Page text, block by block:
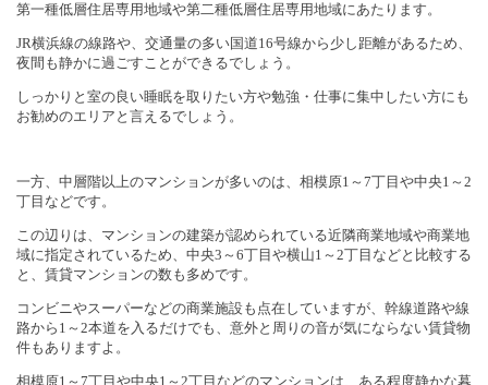
第一種低層住居専用地域や第二種低層住居専用地域にあたります。
JR横浜線の線路や、交通量の多い国道16号線から少し距離があるため、
夜間も静かに過ごすことができるでしょう。
しっかりと室の良い睡眠を取りたい方や勉強・仕事に集中したい方にも
お勧めのエリアと言えるでしょう。
一方、中層階以上のマンションが多いのは、相模原1 ～ 7丁目や中央1 ～ 2
丁目などです。
この辺りは、マンションの建築が認められている近隣商業地域や商業地
域に指定されているため、中央3 ～ 6丁目や横山1 ～ 2丁目などと比較する
と、賃貸マンションの数も多めです。
コンビニやスーパーなどの商業施設も点在していますが、幹線道路や線
路から 1 ～ 2本道を入るだけでも、意外と周りの音が気にならない賃貸物
件もありますよ。
相模原1 ～ 7丁目や中央1 ～ 2丁目などのマンションは、ある程度静かな暮